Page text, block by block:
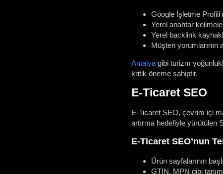
Google İşletme
Yerel anahtar
Yerel backlink
Müşteri yorumlarının
Antalyagibi turizm
kritik öneme sahiptir.
E-Ticaret SEO
E-Ticaret SEO, çevrim içi
artırma hedefiyle yürütülen
E-Ticaret SEO’nun
Ürün sayfalarının
GTIN, MPN gibi